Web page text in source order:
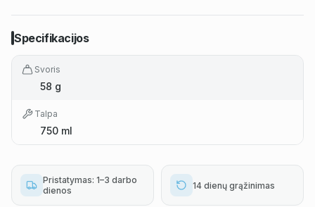
Specifikacijos
Svoris
58 g
Talpa
750 ml
Pristatymas: 1–3 darbo
dienos
14 dienų grąžinimas